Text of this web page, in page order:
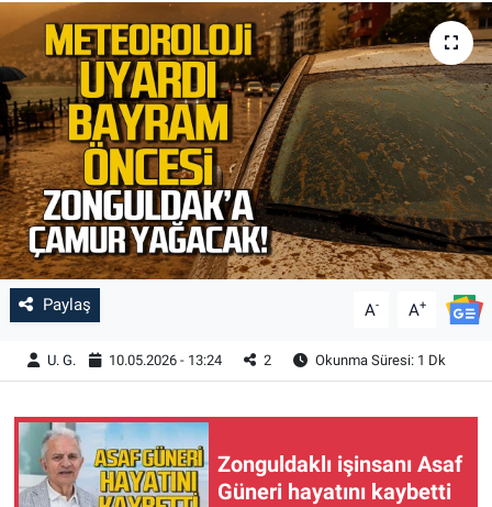
Paylaş A- A+
U. G. 10.05.2026 - 13:24 2 Okunma Süresi: 1 Dk
Zonguldaklı işinsanı Asaf
Güneri hayatını kaybetti